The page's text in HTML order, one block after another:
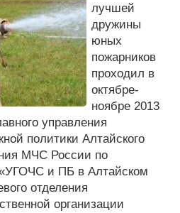
лучшей
дружины
юных
пожарников
проходил в
октябре-
ноябре 2013
управления
политики Алтайского
МЧС России по
и ПБ в Алтайском
отделения
организации